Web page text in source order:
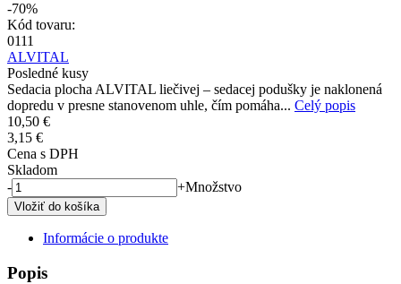
-70%
Kód tovaru:
0111
ALVITAL
Posledné kusy
Sedacia plocha ALVITAL liečivej – sedacej podušky je naklonená
dopredu v presne stanovenom uhle, čím pomáha... Celý popis
10,50 €
3,15 €
Cena s DPH
Skladom
-
+Množstvo
Informácie o produkte
Popis